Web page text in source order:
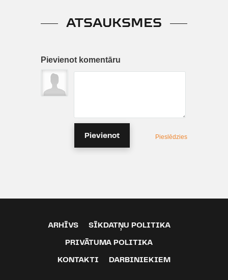
ATSAUKSMES
Pievienot komentāru
Pievienot Pieslēdzies
ARHĪVS SĪKDATŅU POLITIKA
PRIVĀTUMA POLITIKA
KONTAKTI DARBINIEKIEM